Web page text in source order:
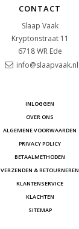
CONTACT
Slaap Vaak
Kryptonstraat 11
6718 WR Ede
info@slaapvaak.nl
INLOGGEN
OVER ONS
ALGEMENE VOORWAARDEN
PRIVACY POLICY
BETAALMETHODEN
VERZENDEN & RETOURNEREN
KLANTENSERVICE
KLACHTEN
SITEMAP